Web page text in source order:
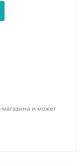
магазина и может